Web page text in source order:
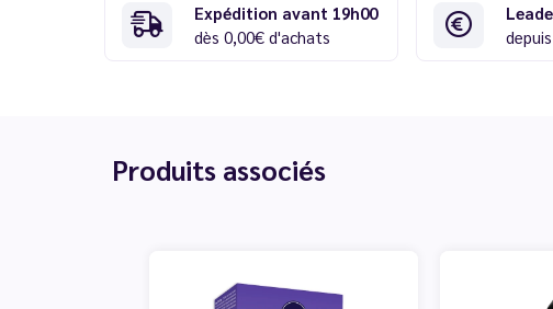
Expédition avant 19h00
dès 0,00€ d'achats
Produits associés